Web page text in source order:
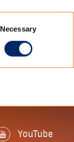
Necessary
YouTube